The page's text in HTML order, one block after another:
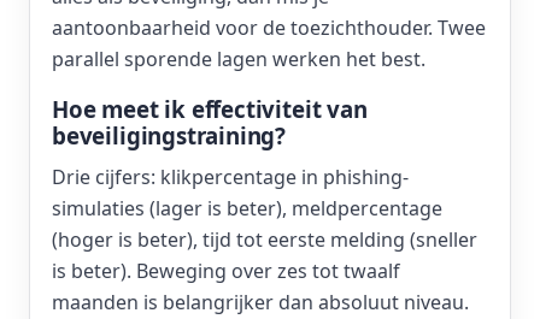
aantoonbaarheid voor de toezichthouder. Twee
parallel sporende lagen werken het best.
Hoe meet ik effectiviteit van
beveiligingstraining?
Drie cijfers: klikpercentage in phishing-
simulaties (lager is beter), meldpercentage
(hoger is beter), tijd tot eerste melding (sneller
is beter). Beweging over zes tot twaalf
maanden is belangrijker dan absoluut niveau.